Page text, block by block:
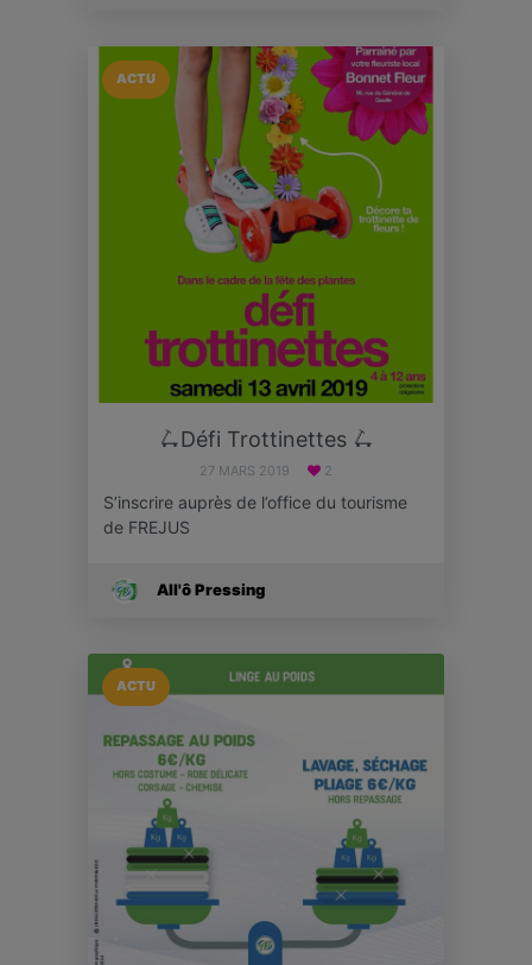
ACTU
🛴Défi Trottinettes 🛴
27 MARS 2019 2
S’inscrire auprès de l’office du tourisme
de FREJUS
All'ô Pressing
ACTU